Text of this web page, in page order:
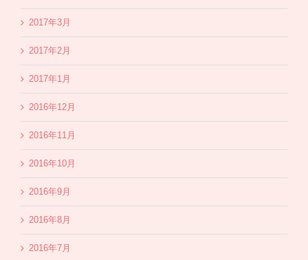
2017年3月
2017年2月
2017年1月
2016年12月
2016年11月
2016年10月
2016年9月
2016年8月
2016年7月